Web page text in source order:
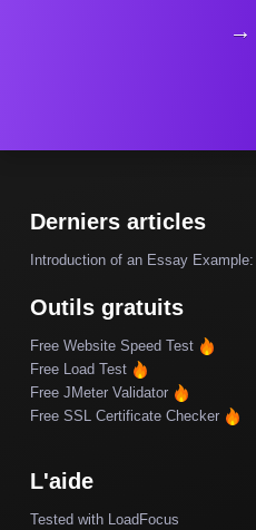
→
Derniers articles
Introduction of an Essay
Outils gratuits
Free Website Speed Test
Free Load Test
Free JMeter Validator
Free SSL Certificate Checker
L'aide
Tested with LoadFocus